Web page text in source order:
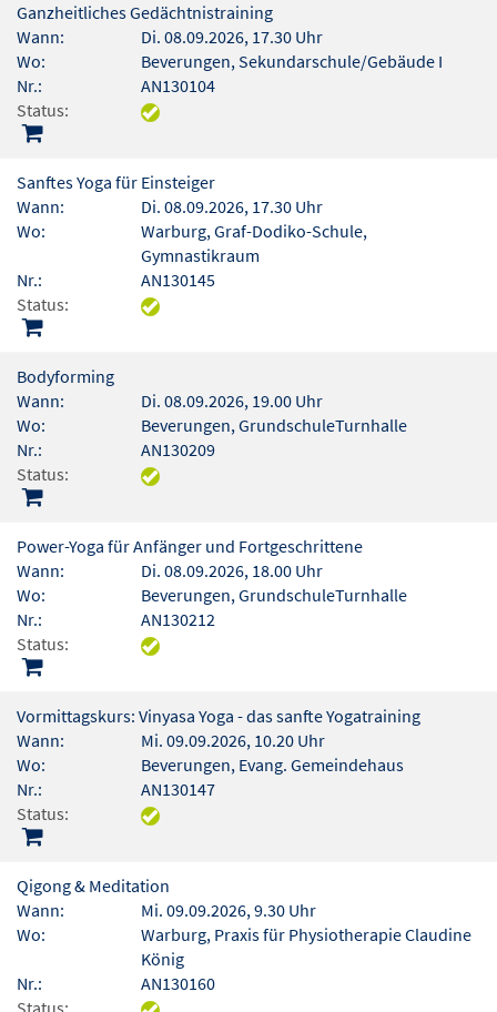
Ganzheitliches Gedächtnistraining
Wann:
Di. 08.09.2026, 17.30 Uhr
Wo:
Beverungen, Sekundarschule/Gebäude I
Nr.:
AN130104
Status:
Sanftes Yoga für Einsteiger
Wann:
Di. 08.09.2026, 17.30 Uhr
Wo:
Warburg, Graf-Dodiko-Schule,
Gymnastikraum
Nr.:
AN130145
Status:
Bodyforming
Wann:
Di. 08.09.2026, 19.00 Uhr
Wo:
Beverungen, GrundschuleTurnhalle
Nr.:
AN130209
Status:
Power-Yoga für Anfänger und Fortgeschrittene
Wann:
Di. 08.09.2026, 18.00 Uhr
Wo:
Beverungen, GrundschuleTurnhalle
Nr.:
AN130212
Status:
Vormittagskurs: Vinyasa Yoga - das sanfte Yogatraining
Wann:
Mi. 09.09.2026, 10.20 Uhr
Wo:
Beverungen, Evang. Gemeindehaus
Nr.:
AN130147
Status:
Qigong & Meditation
Wann:
Mi. 09.09.2026, 9.30 Uhr
Wo:
Warburg, Praxis für Physiotherapie Claudine
König
Nr.:
AN130160